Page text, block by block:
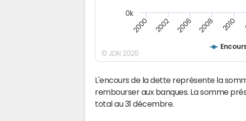
2000 2002 2006 2008 2010
0k
© JDN 2026
L'encours de la dette représente la
rembourser aux banques. La somme
total au 31 décembre.